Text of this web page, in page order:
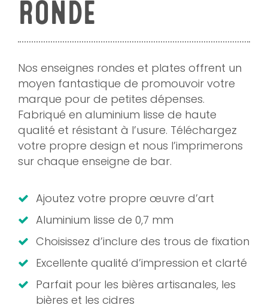
RONDE
Nos enseignes rondes et plates offrent un
moyen fantastique de promouvoir votre
marque pour de petites dépenses.
Fabriqué en aluminium lisse de haute
qualité et résistant à l’usure. Téléchargez
votre propre design et nous l’imprimerons
sur chaque enseigne de bar.
Ajoutez votre propre œuvre d’art
Aluminium lisse de 0,7 mm
Choisissez d’inclure des trous de fixation
Excellente qualité d’impression et clarté
Parfait pour les bières artisanales, les
bières et les cidres